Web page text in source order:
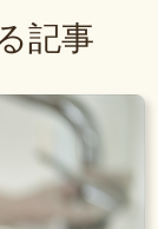
記事